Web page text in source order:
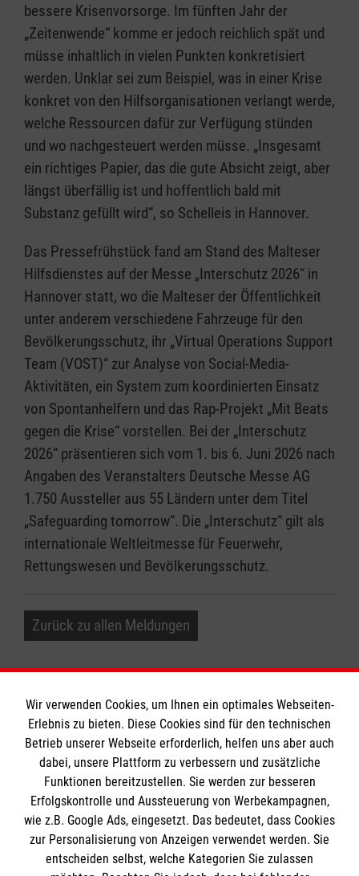
bessere Krisenvorsorge. Im fünften Jahr der
„Zeitenwende“ komme er jedoch reichlich spät und
müsse inhaltlich in vielen Punkten konkretisiert
werden. Unklar sei zum Beispiel, was in einer Krise
konkret von den Hilfsorganisationen verlangt werde,
welche Ressourcen dafür zur Verfügung stünden
und wo nachgesteuert werden müsse. „Insgesamt
ein richtiges Papier, das die gute Absicht zeigt, aber
längst überfällig ist und hoffentlich bald mit
Substanz gefüllt wird“, so Schelleis in Hannover.
Das Pressefrühstück fand am Stand des Malteser
Hilfsdienstes auf der Messe „Interschutz 2026“ in
Hannover statt, wo die Malteser der Öffentlichkeit
unter anderem verschiedene Fahrzeuge für den
Bevölkerungsschutz, ihr „Virtual Operations Support
Team (VOST)“ zur Analyse von Social-Media-
Aktivitäten, ein System zum koordinierten Einsatz
von Spontanhelfern und das Rap-Projekt „Mit Beats
gegen die Krise“ vorstellen. Bei der „Interschutz
2026“ präsentieren sich vom 1. bis 6. Juni 2026 nach
Angaben des Veranstalters Deutsche Messe AG
1.750 Aussteller aus 55 Ländern unter dem Titel
„Safeguarding tomorrow“. Die „Interschutz“ gilt als
internationale Weltleitmesse für Feuerwehr,
Rettungswesen und Bevölkerungsschutz.
Zurück zu allen Meldungen
Informationen
Impressum
Datenschutz
Barrierefreiheit
Die Malteser
Wir verwenden Cookies, um Ihnen ein optimales Webseiten-
Erlebnis zu bieten. Diese Cookies sind für den technischen
Betrieb unserer Webseite erforderlich, helfen uns aber auch
dabei, unsere Plattform zu verbessern und zusätzliche
Funktionen bereitzustellen. Sie werden zur besseren
Erfolgskontrolle und Aussteuerung von Werbekampagnen,
wie z.B. Google Ads, eingesetzt. Das bedeutet, dass Cookies
zur Personalisierung von Anzeigen verwendet werden. Sie
entscheiden selbst, welche Kategorien Sie zulassen